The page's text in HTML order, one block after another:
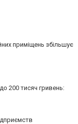
приміщень збільшує
200 тисяч гривень: